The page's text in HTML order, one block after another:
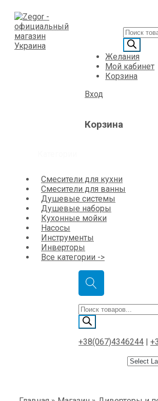
Желания
Мой кабинет
Корзина
Вход
Корзина
Смесители для кухни
Смесители для ванны
Душевые системы
Душевые наборы
Кухонные мойки
Насосы
Инструменты
Инверторы
Все категории ->
Поиск
товаров
+38(067)4346244